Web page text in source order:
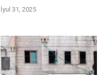
İyul 31, 2025